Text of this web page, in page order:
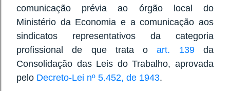
comunicação prévia ao órgão local do
Ministério da Economia e a comunicação aos
sindicatos representativos da categoria
profissional de que trata oart. 139da
Consolidação das Leis do Trabalho, aprovada
pelo Decreto-Lei nº 5.452, de 1943.